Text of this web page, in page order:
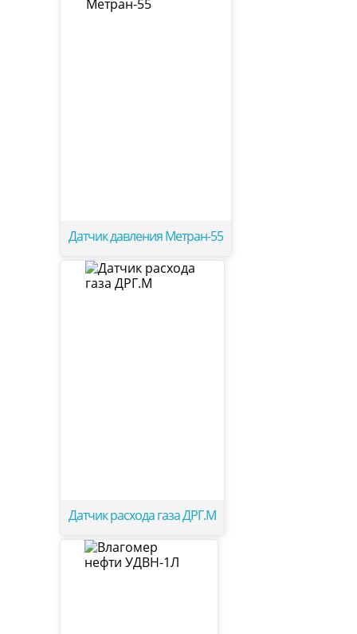
Датчик давления Метран-55
Датчик расхода газа ДРГ.М